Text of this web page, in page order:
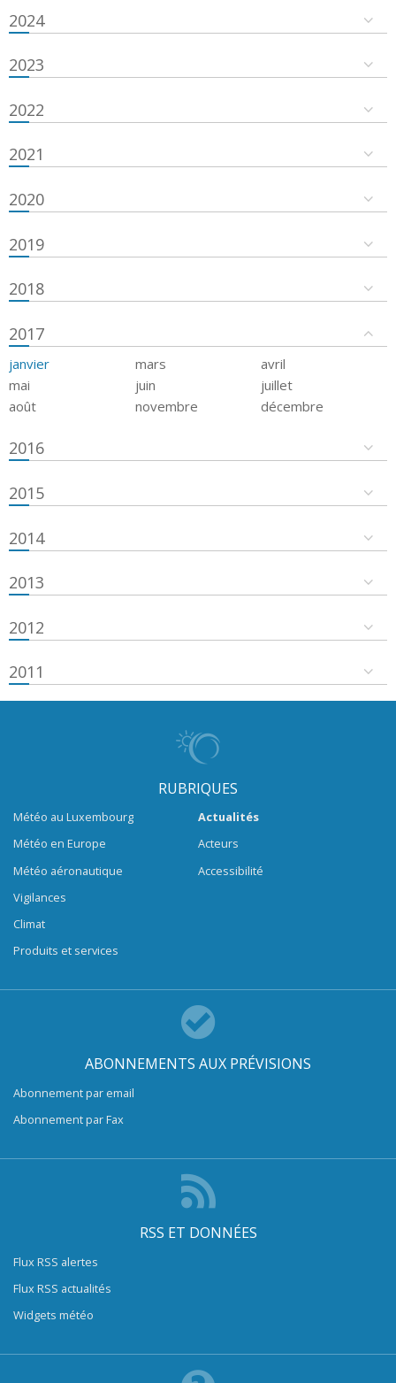
2024
2023
2022
2021
2020
2019
2018
2017
janvier mars
avril
mai
juin
juillet
août
novembre décembre
2016
2015
2014
2013
2012
2011
RUBRIQUES
Météo au Luxembourg
Météo en Europe
Météo aéronautique
Vigilances
Climat
Produits et services
Actualités
Acteurs
Accessibilité
ABONNEMENTS AUX PRÉVISIONS
Abonnement par email
Abonnement par Fax
RSS ET DONNÉES
Flux RSS alertes
Flux RSS actualités
Widgets météo